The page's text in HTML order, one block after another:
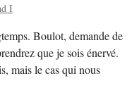
I
Boulot, demande de
que je sois énervé.
mais le cas qui nous